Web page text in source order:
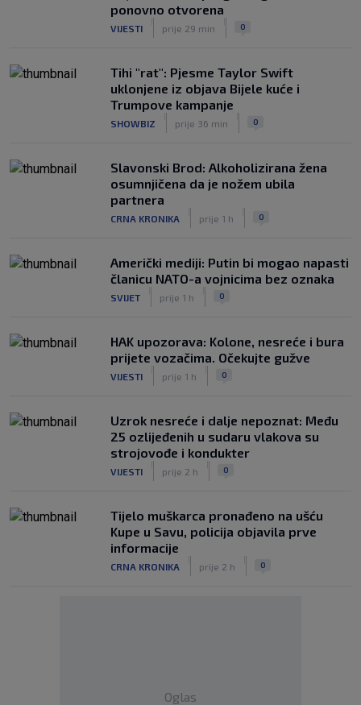
ponovno otvorena
VIJESTI prije 29 min 0
Tihi "rat": Pjesme Taylor Swift
uklonjene iz objava Bijele kuće i
Trumpove kampanje
SHOWBIZ prije 36 min 0
Slavonski Brod: Alkoholizirana žena
osumnjičena da je nožem ubila
partnera
CRNA KRONIKA prije 1 h 0
Američki mediji: Putin bi mogao napasti
članicu NATO-a vojnicima bez oznaka
SVIJET prije 1 h 0
HAK upozorava: Kolone, nesreće i bura
prijete vozačima. Očekujte gužve
VIJESTI prije 1 h 0
Uzrok nesreće i dalje nepoznat: Među
25 ozlijeđenih u sudaru vlakova su
strojovođe i kondukter
VIJESTI prije 2 h 0
Tijelo muškarca pronađeno na ušću
Kupe u Savu, policija objavila prve
informacije
CRNA KRONIKA prije 2 h 0
Oglas